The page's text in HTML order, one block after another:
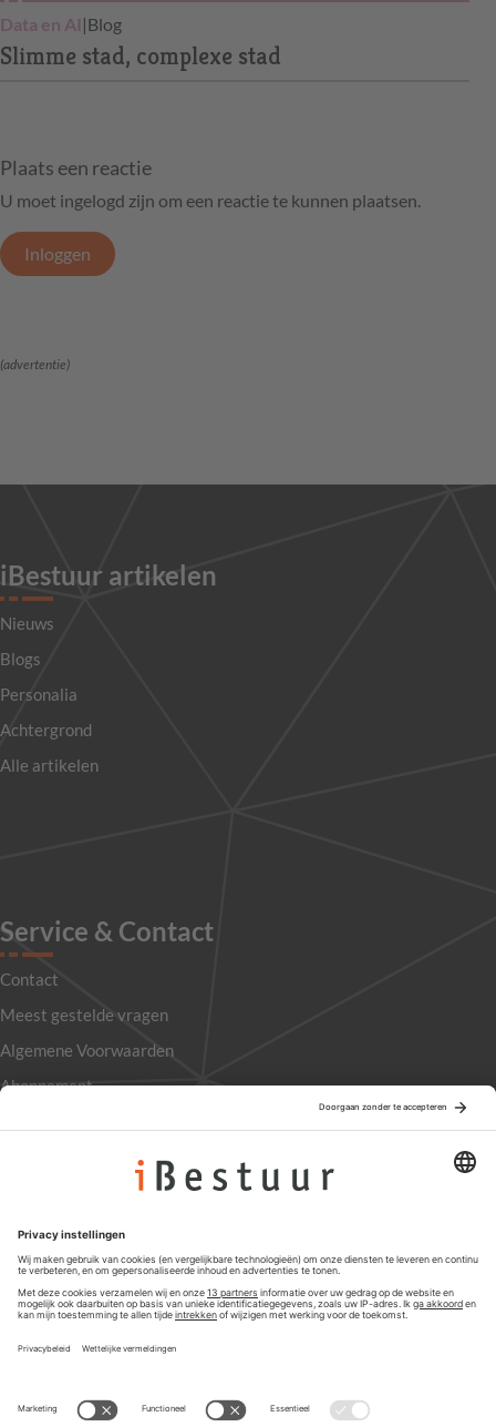
Data en AI |Blog
Slimme stad, complexe stad
Plaats een reactie
U moet ingelogd zijn om een reactie te kunnen plaatsen.
Inloggen
(advertentie)
iBestuur artikelen
Nieuws
Blogs
Personalia
Achtergrond
Alle artikelen
Service & Contact
Contact
Meest gestelde vragen
Algemene Voorwaarden
Abonnement
Privacyinstellingen